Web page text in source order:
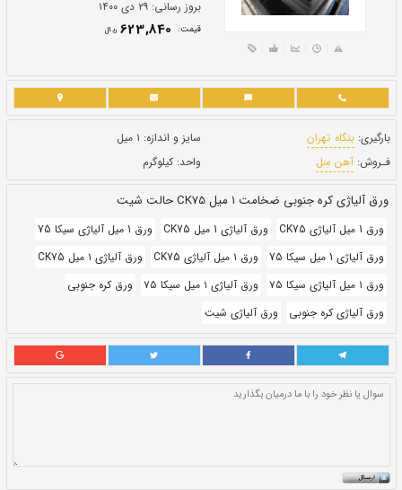
ورق آلیاژی کره ضخامت 1 میل
CK75
تولید:کره جنوبی
حالت:
بروز رسانی: ۲۹ دی ۱۴۰۰
قيمت: 623,840ريال
سایز و اندازه: